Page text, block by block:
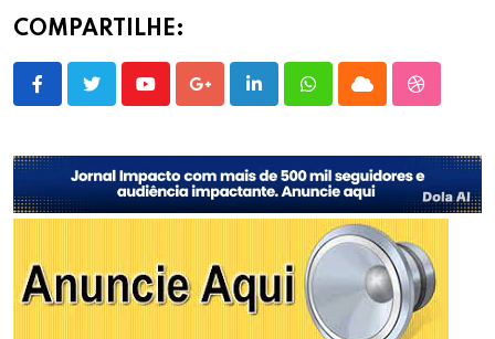
COMPARTILHE:
YoutubeGoogle+LinkedInWhatsappCloud